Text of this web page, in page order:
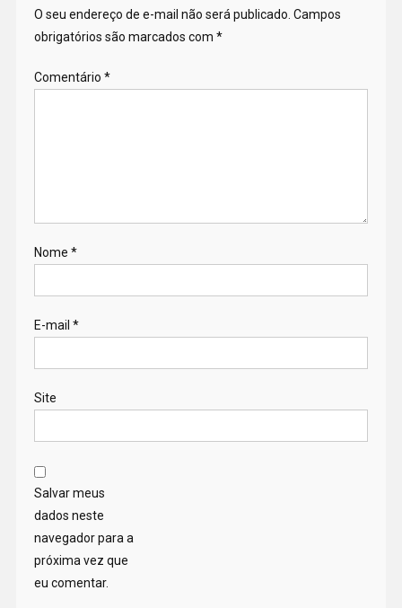
O seu endereço de e-mail não será publicado. Campos
obrigatórios são marcados com *
Comentário *
Nome *
E-mail *
Site
Salvar meus
dados neste
navegador para a
próxima vez que
eu comentar.